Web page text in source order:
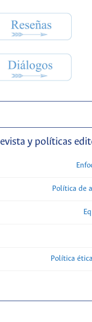
y políticas
Política de
Política